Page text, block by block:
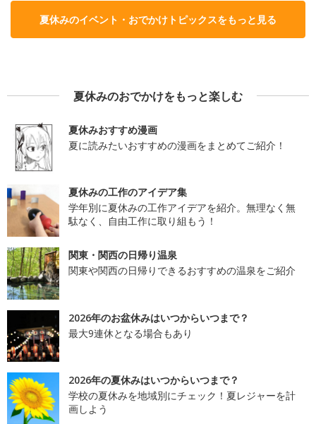
夏休みのイベント・おでかけトピックスをもっと見る
夏休みのおでかけをもっと楽しむ
夏休みおすすめ漫画
夏に読みたいおすすめの漫画をまとめてご紹介！
夏休みの工作のアイデア集
学年別に夏休みの工作アイデアを紹介。無理なく無
駄なく、自由工作に取り組もう！
関東・関西の日帰り温泉
関東や関西の日帰りできるおすすめの温泉をご紹介
2026年のお盆休みはいつからいつまで？
最大9連休となる場合もあり
2026年の夏休みはいつからいつまで？
学校の夏休みを地域別にチェック！夏レジャーを計
画しよう